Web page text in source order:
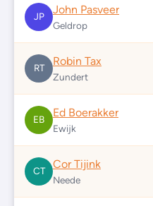
JP
John Pasveer
Geldrop
RT
Robin Tax
Zundert
EB
Ed Boerakker
Ewijk
CT
Cor Tijink
Neede